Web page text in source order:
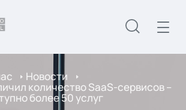
Новости
количество SaaS-сервисов –
более 50 услуг